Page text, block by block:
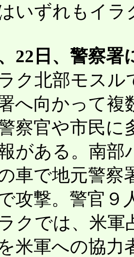
いずれもイラ
22日、警察署
ク北部モスル
へ向かって複
察官や市民に
がある。南
車で地元警
攻撃。警官９
クでは、米軍
米軍への協力